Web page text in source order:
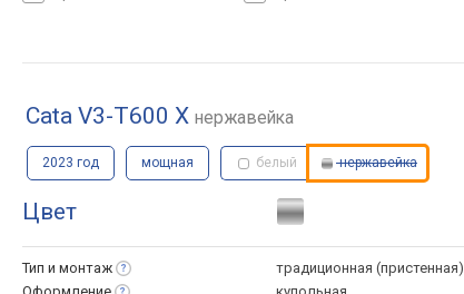
Cata V3-T600 X нержавейка
2023 год мощная белый нержавейка
Цвет
Тип и монтаж
традиционная (пристенная)